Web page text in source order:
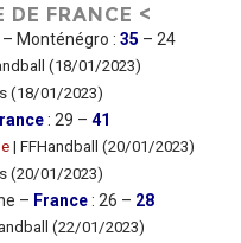
DE FRANCE <
– Monténégro : 35 – 24
(18/01/2023)
(18/01/2023)
: 29 – 41
| FFHandball (20/01/2023)
(20/01/2023)
– France: 26 – 28
(22/01/2023)